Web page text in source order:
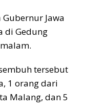
Gubernur Jawa
di Gedung
tersebut
1 orang dari
Malang, dan 5